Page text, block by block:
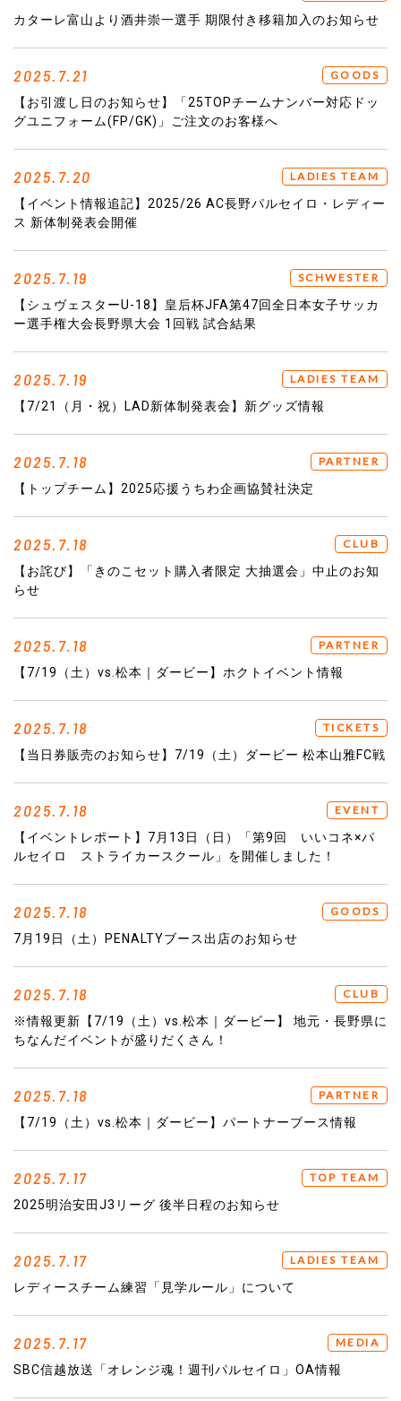
カターレ富山より酒井崇一選手 期限付き移籍加入のお知らせ
2025.7.21 GOODS
【お引渡し日のお知らせ】「25TOPチームナンバー対応ドッ
グユニフォーム(FP/GK)」ご注文のお客様へ
2025.7.20 LADIES TEAM
【イベント情報追記】2025/26 AC長野パルセイロ・レディー
ス 新体制発表会開催
2025.7.19 SCHWESTER
【シュヴェスターU-18】皇后杯JFA第47回全日本女子サッカ
ー選手権大会長野県大会 1回戦 試合結果
2025.7.19 LADIES TEAM
【7/21（月・祝）LAD新体制発表会】新グッズ情報
2025.7.18 PARTNER
【トップチーム】2025応援うちわ企画協賛社決定
2025.7.18 CLUB
【お詫び】「きのこセット購入者限定 大抽選会」中止のお知
らせ
2025.7.18 PARTNER
【7/19（土）vs.松本｜ダービー】ホクトイベント情報
2025.7.18 TICKETS
【当日券販売のお知らせ】7/19（土）ダービー 松本山雅FC戦
2025.7.18 EVENT
【イベントレポート】7月13日（日）「第9回 いいコネ×パ
ルセイロ ストライカースクール」を開催しました！
2025.7.18 GOODS
7月19日（土）PENALTYブース出店のお知らせ
2025.7.18 CLUB
※情報更新【7/19（土）vs.松本｜ダービー】 地元・長野県に
ちなんだイベントが盛りだくさん！
2025.7.18 PARTNER
【7/19（土）vs.松本｜ダービー】パートナーブース情報
2025.7.17 TOP TEAM
2025明治安田J3リーグ 後半日程のお知らせ
2025.7.17 LADIES TEAM
レディースチーム練習「見学ルール」について
2025.7.17 MEDIA
SBC信越放送「オレンジ魂！週刊パルセイロ」OA情報